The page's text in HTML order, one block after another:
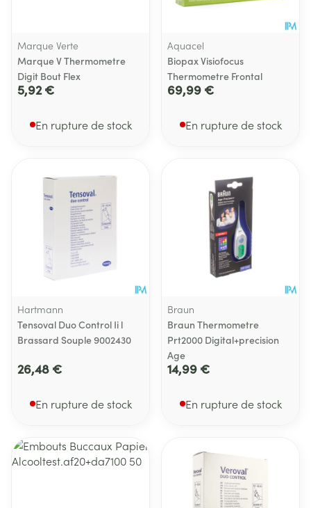
Marque Verte
Marque V Thermometre
Digit Bout Flex
5,92 €
En rupture de stock
Aquacel
Biopax Visiofocus
Thermometre Frontal
69,99 €
En rupture de stock
Hartmann
Tensoval Duo Control Ii l
Brassard Souple 9002430
26,48 €
En rupture de stock
Braun
Braun Thermometre
Prt2000 Digital+precision
Age
14,99 €
En rupture de stock